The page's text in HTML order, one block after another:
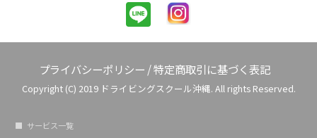
プライバシーポリシー /特定商取引に基づく表記
Copyright (C) 2019 ドライビングスクール沖縄. All rights Reserved.
サービス一覧